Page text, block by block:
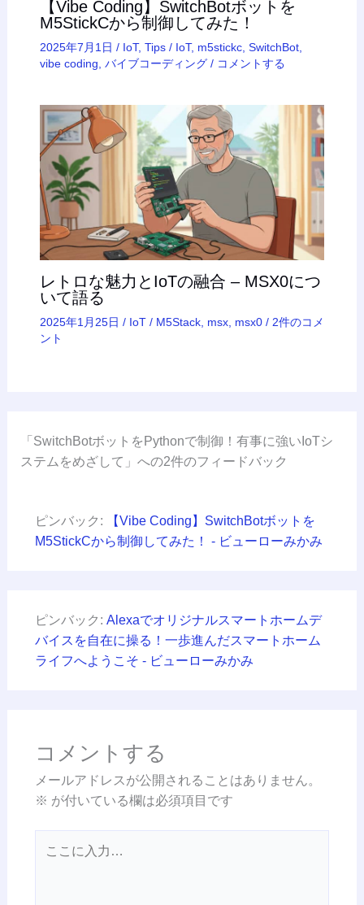
【Vibe Coding】SwitchBotボットを
M5StickCから制御してみた！
2025年7月1日 / IoT, Tips/ IoT, m5stickc, SwitchBot,
vibe coding バイブコーディング/ コメントする
レトロな魅力とIoTの融合 – MSX0につ
いて語る
2025年1月25日 / IoT/ M5Stack, msx, msx0/ 2件のコメ
ント
「SwitchBotボットをPythonで制御！有事に強いIoTシ
ステムをめざして」への2件のフィードバック
ピンバック:
【Vibe Coding】SwitchBotボットを
M5StickCから制御してみた！ - ビューローみかみ
ピンバック: Alexaでオリジナルスマートホームデ
バイスを自在に操る！一歩進んだスマートホーム
ライフへようこそ - ビューローみかみ
コメントする
メールアドレスが公開されることはありません。
※ が付いている欄は必須項目です